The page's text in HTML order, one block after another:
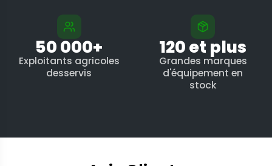
50 000+
Exploitants agricoles
desservis
120 et plus
Grandes marques
d'équipement en
stock